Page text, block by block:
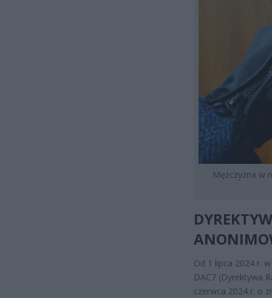
Mężczyzna w
Od 1 lipca 2024 r.
DAC7 (Dyrektywa
czerwca 2024 r. o